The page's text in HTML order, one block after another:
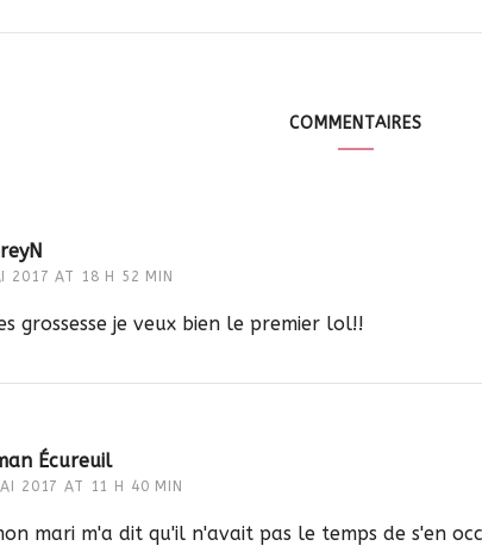
COMMENTAIRES
2017 AT 18 H 52 MIN
grossesse je veux bien le premier lol!!
Écureuil
2017 AT 11 H 40 MIN
mari m'a dit qu'il n'avait pas le temps de s'en